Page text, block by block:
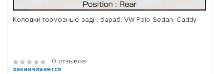
Колодки тормозные задн. бараб. VW Polo Sedan, Caddy
0 отзывов
заканчивается